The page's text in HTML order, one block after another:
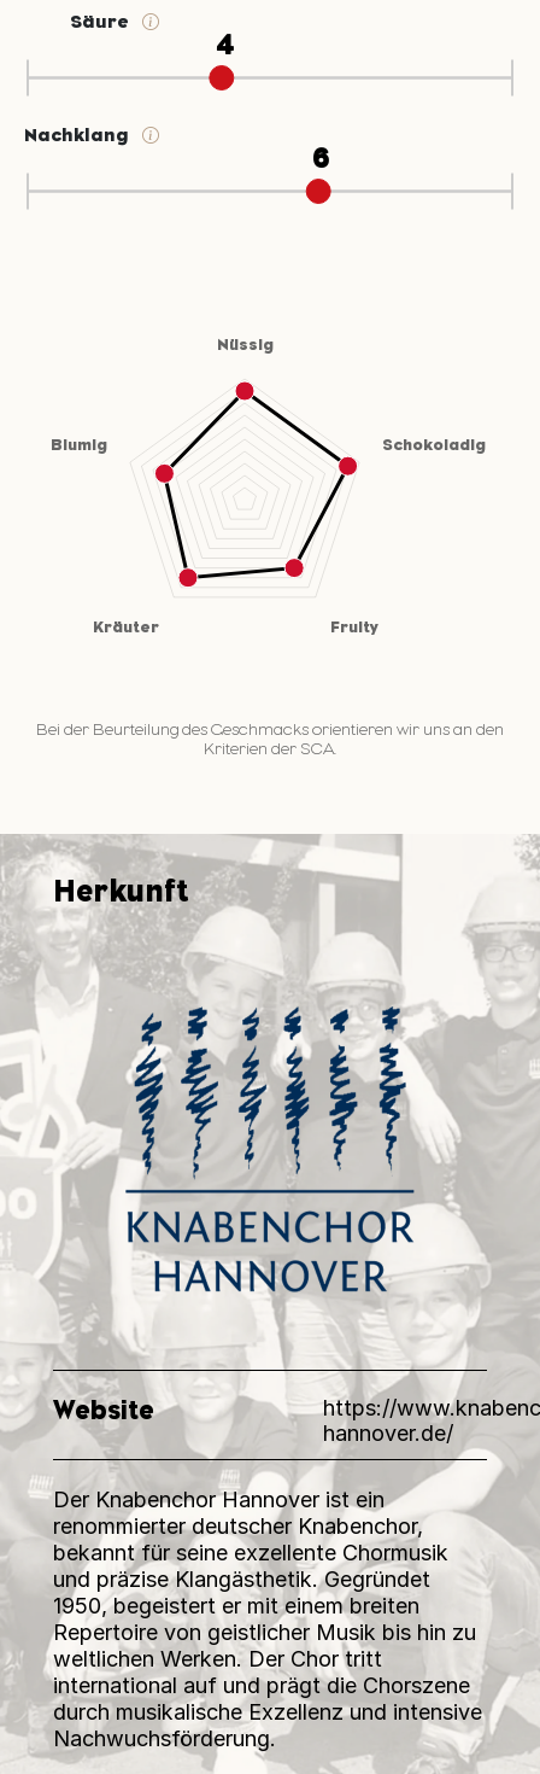
Säure
Nachklang
Bei der Beurteilung des Geschmacks orientieren wir uns an den
Kriterien der SCA.
Herkunft
Website
https://
hannover.de/
Der Knabenchor Hannover ist ein
renommierter deutscher Knabenchor,
bekannt für seine exzellente Chormusik
und präzise Klangästhetik. Gegründet
1950, begeistert er mit einem breiten
Repertoire von geistlicher Musik bis hin zu
weltlichen Werken. Der Chor tritt
international auf und prägt die Chorszene
durch musikalische Exzellenz und intensive
Nachwuchsförderung.